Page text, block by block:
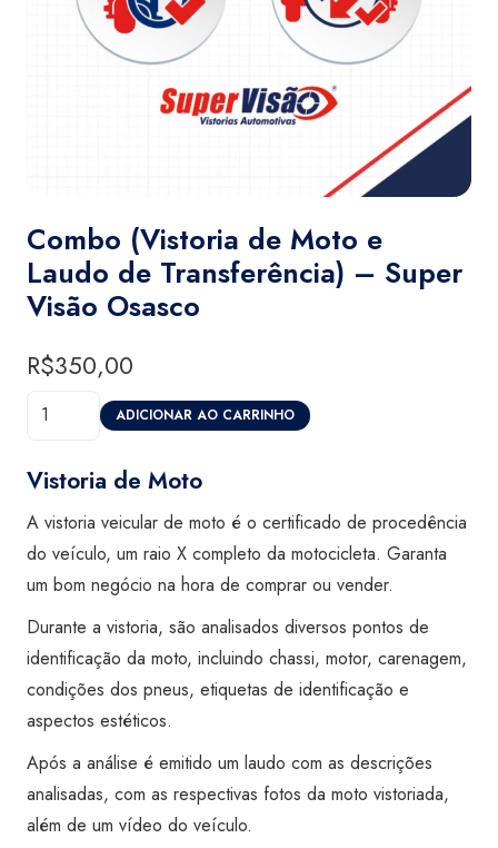
Combo (Vistoria de Moto e
Laudo de Transferência) – Super
Visão Osasco
R$350,00
Combo
de
e
Laudo
de
Transferência)
-
Super
Visão
Osasco
quantidade
ADICIONAR AO CARRINHO
Vistoria de Moto
A vistoria veicular de moto é o certificado de procedência
do veículo, um raio X completo da motocicleta. Garanta
um bom negócio na hora de comprar ou vender.
Durante a vistoria, são analisados diversos pontos de
identificação da moto, incluindo chassi, motor, carenagem,
condições dos pneus, etiquetas de identificação e
aspectos estéticos.
Após a análise é emitido um laudo com as descrições
analisadas, com as respectivas fotos da moto vistoriada,
além de um vídeo do veículo.